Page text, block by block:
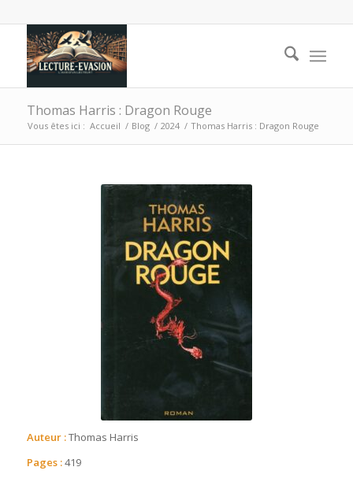
Thomas Harris : Dragon Rouge
Vous êtes ici : Accueil / Blog / 2024 / Thomas Harris : Dragon Rouge
Auteur :Thomas Harris
Pages :419